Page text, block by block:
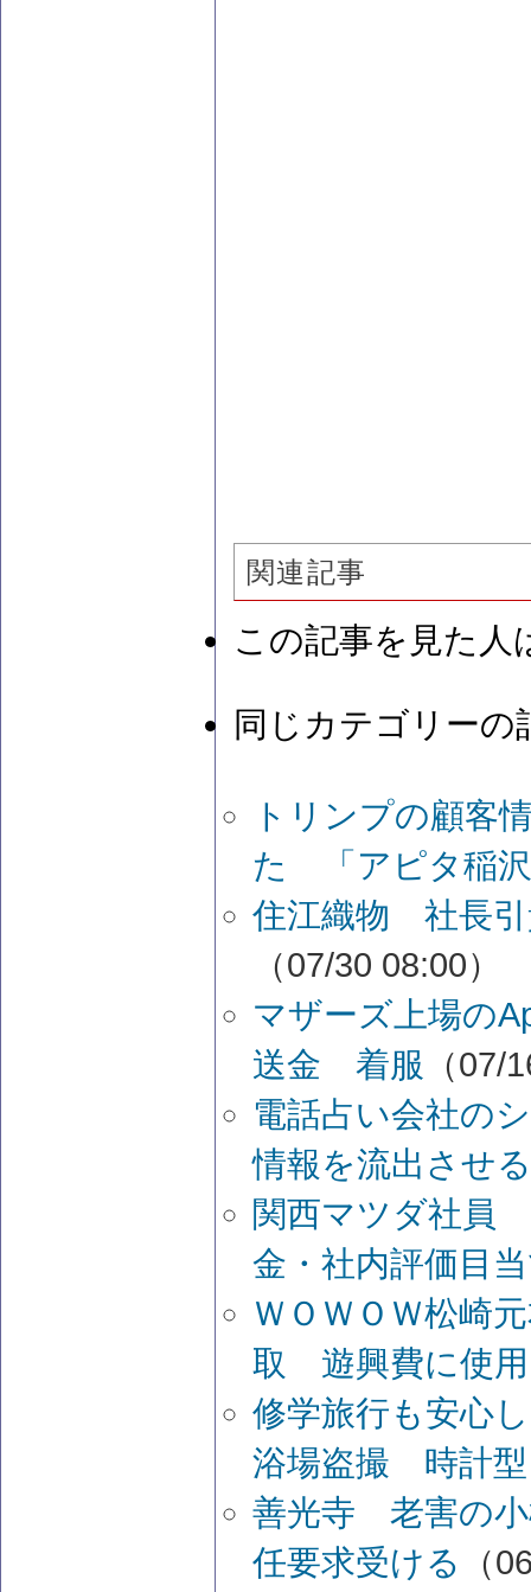
関連記事
この記事を見た人
同じカテゴリーの
トリンプの顧客
た 「アピタ稲
住江織物 社長
（07/30 08:00）
マザーズ上場の
送金 着服 （07/
電話占い会社の
情報を流出させる
関西マツダ社員
金・社内評価目
ＷＯＷＯＷ松崎
取 遊興費に使用
修学旅行も安心
浴場盗撮 時計型
善光寺 老害の
任要求受ける
（